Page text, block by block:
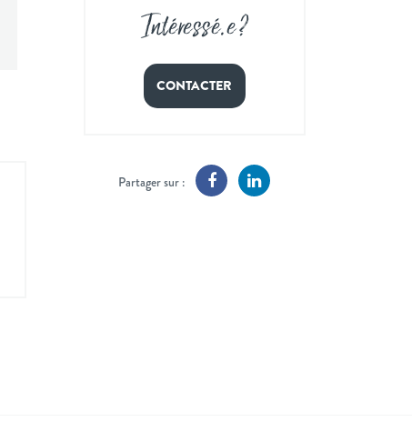
Intéressé.e ?
CONTACTER
Partager sur :